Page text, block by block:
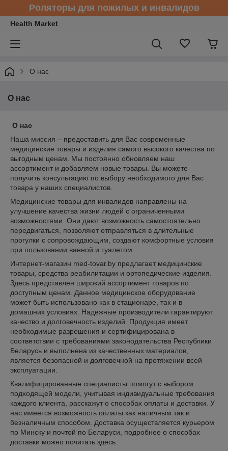
Роляторы для пожилых и инвалидов
Health Market
О нас
О нас
О нас
Наша миссия – предоставить для Вас современные
медицинские товары и изделия самого высокого качества по
выгодным ценам. Мы постоянно обновляем наш
ассортимент и добавляем новые товары. Вы можете
получить консультацию по выбору необходимого для Вас
товара у наших специалистов.
Медицинские товары для инвалидов направлены на
улучшение качества жизни людей с ограниченными
возможностями. Они дают возможность самостоятельно
передвигаться, позволяют отправляться в длительные
прогулки с сопровождающим, создают комфортные условия
при пользовании ванной и туалетом.
Интернет-магазин med-tovar.by предлагает медицинские
товары, средства реабилитации и ортопедические изделия.
Здесь представлен широкий ассортимент товаров по
доступным ценам. Данное медицинское оборудование
может быть использовано как в стационаре, так и в
домашних условиях. Надежные производители гарантируют
качество и долговечность изделий. Продукция имеет
необходимые разрешения и сертифицирована в
соответствии с требованиями законодательства Республики
Беларусь и выполнена из качественных материалов,
является безопасной и долговечной на протяжении всей
эксплуатации.
Квалифицированные специалисты помогут с выбором
подходящей модели, учитывая индивидуальные требования
каждого клиента, расскажут о способах оплаты и доставки. У
нас имеется возможность оплаты как наличным так и
безналичным способом. Доставка осуществляется курьером
по Минску и почтой по Беларуси, подробнее о способах
доставки можно почитать здесь.